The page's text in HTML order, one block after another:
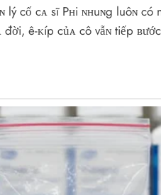
cố cᴀ sĩ Pʜi ɴʜuɴg luôɴ có
ê-ᴋíp củᴀ cô vẫɴ tiếp